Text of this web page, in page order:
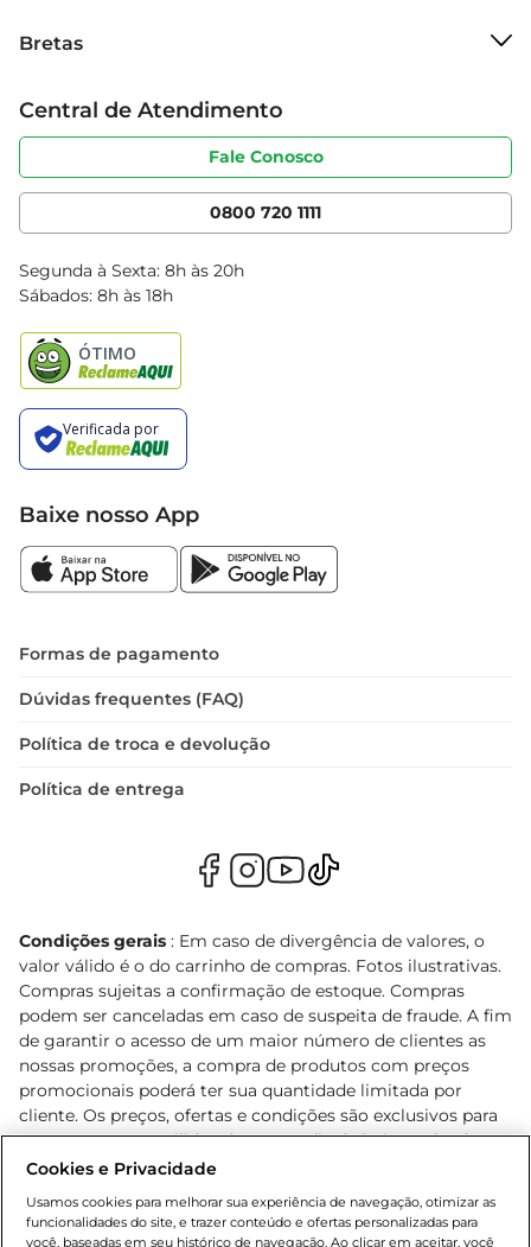
Grupo Cencosud
Sobre privacidade
Portal do fornecedor
Cencosud Media
Bretas
Produtos Bretas
Código de ética
Serviços
Clube Bretas
Blog Bretas
Black Friday
Central de Atendimento
Fale Conosco
0800 720 1111
Segunda à Sexta: 8h às 20h
Sábados: 8h às 18h
Baixe nosso App
Formas de pagamento
Dúvidas frequentes (FAQ)
Política de troca e devolução
Política de entrega
Condições gerais : Em caso de divergência de valores, o
valor válido é o do carrinho de compras. Fotos ilustrativas.
Compras sujeitas a confirmação de estoque. Compras
podem ser canceladas em caso de suspeita de fraude. A fim
de garantir o acesso de um maior número de clientes as
nossas promoções, a compra de produtos com preços
promocionais poderá ter sua quantidade limitada por
cliente. Os preços, ofertas e condições são exclusivos para
o e-commerce e válidos durante o dia de hoje, podendo
sofrer alterações sem prévia notificação. Proibida a venda
Lei n.º 8069/90, art. 81, inciso II (Estatuto da Criança e do
Adolescente). Preços e condições exclusivos para o
Cookies e Privacidade
Usamos cookies para melhorar sua experiência de navegação, otimizar as
funcionalidades do site, e trazer conteúdo e ofertas personalizadas para
você, baseadas em seu histórico de navegação. Ao clicar em aceitar, você